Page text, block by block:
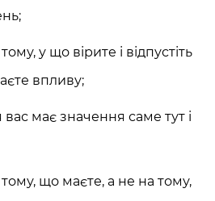
у що вірите і відпустіть
впливу;
має значення саме тут і
що маєте, а не на тому,